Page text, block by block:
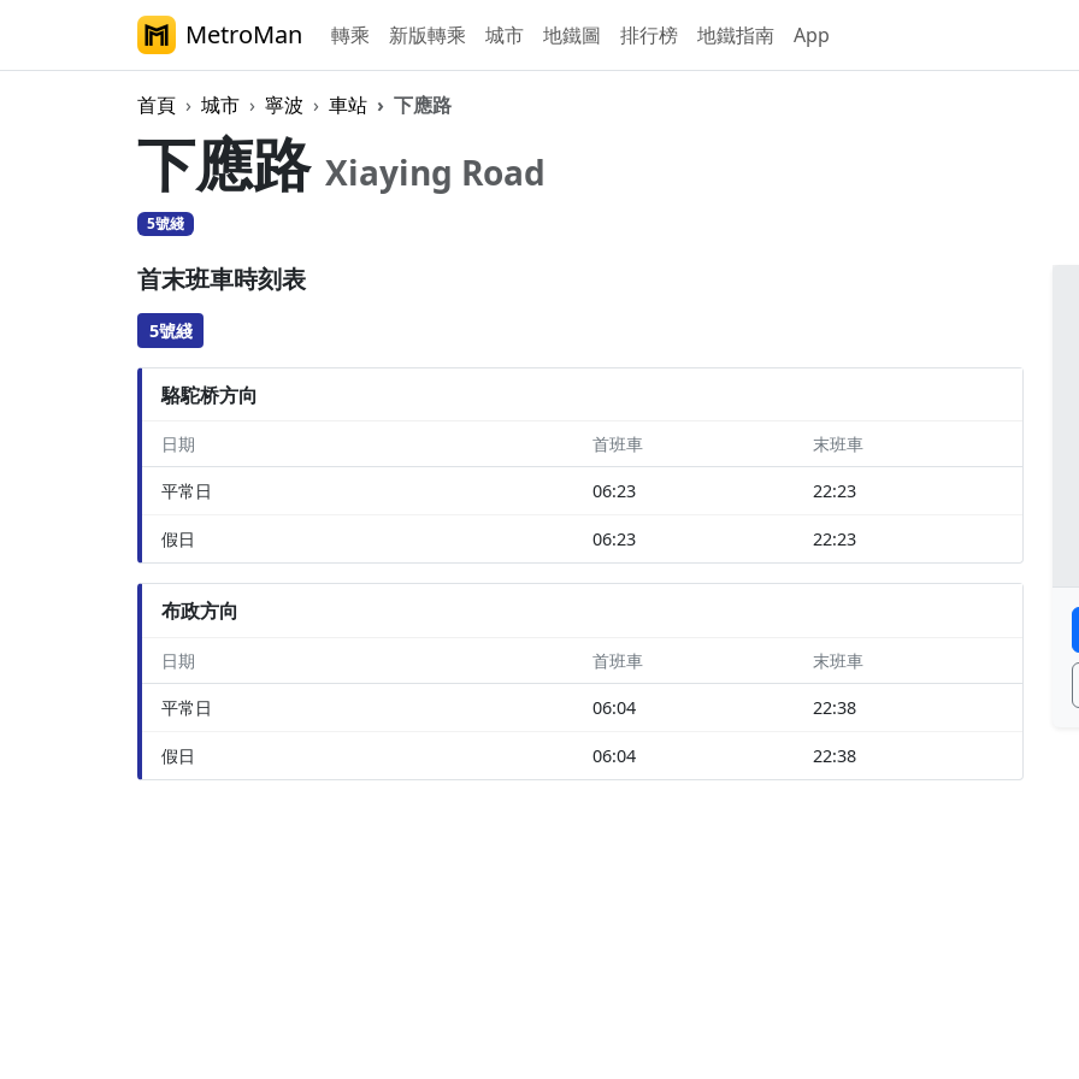
MetroMan 轉乘 新版轉乘 城市 地鐵圖 排行榜 地鐵指南 App
首頁 城市 寧波 車站 下應路
下應路 Xiaying Road
5號綫
首末班車時刻表
5號綫
駱駝桥方向
日期 首班車 末班車
平常日 06:23 22:23
假日 06:23 22:23
布政方向
日期 首班車 末班車
平常日 06:04 22:38
假日 06:04 22:38